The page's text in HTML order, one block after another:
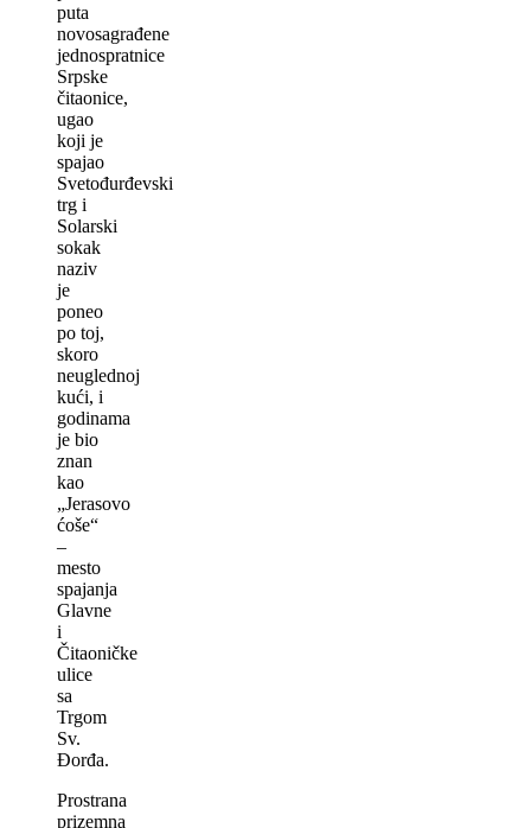
puta
novosagrađene
jednospratnice
Srpske
čitaonice,
ugao
koji je
spajao
Svetođurđevski
trg i
Solarski
sokak
naziv
je
poneo
po toj,
skoro
neuglednoj
kući, i
godinama
je bio
znan
kao
„Jerasovo
ćoše“
–
mesto
spajanja
Glavne
i
Čitaoničke
ulice
sa
Trgom
Sv.
Đorđa.
Prostrana
prizemna